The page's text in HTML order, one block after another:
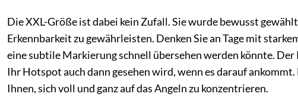
Die XXL-Größe ist dabei kein Zufall. Sie wurde bewusst
Erkennbarkeit zu gewährleisten. Denken Sie an Tage mit
eine subtile Markierung schnell übersehen werden könnte.
Ihr Hotspot auch dann gesehen wird, wenn es darauf
Ihnen, sich voll und ganz auf das Angeln zu konzentrieren.